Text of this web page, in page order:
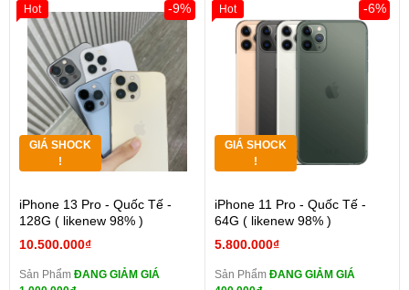
GIÁ SHOCK
!
iPhone 13 Pro - Quốc Tế -
128G ( likenew 98% )
10.500.000₫
-9%
Sản Phẩm ĐANG GIẢM GIÁ
Hot
GIÁ SHOCK
!
iPhone 11 Pro - Quốc Tế -
64G ( likenew 98% )
5.800.000₫
-6%
Sản Phẩm ĐANG GIẢM GIÁ
Hot